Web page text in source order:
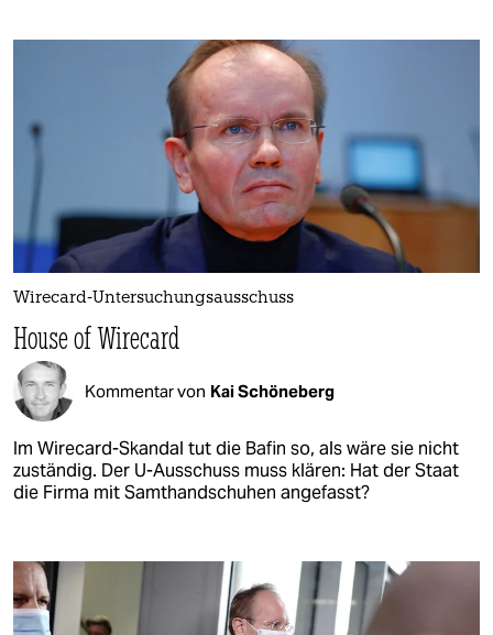
Wirecard-Untersuchungsausschuss
House of Wirecard
Kommentar von Kai Schöneberg
Im Wirecard-Skandal tut die Bafin so, als wäre sie nicht
zuständig. Der U-Ausschuss muss klären: Hat der Staat
die Firma mit Samthandschuhen angefasst?